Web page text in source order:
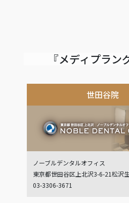
『メディプラ
世田谷院
ノーブルデンタルオフィス
東京都世田谷区上北沢3-6-21松沢
03-3306-3671